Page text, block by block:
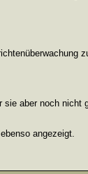
aber noch nicht
angezeigt.